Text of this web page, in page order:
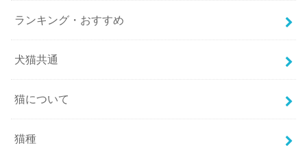
ランキング・おすすめ
犬猫共通
猫について
猫種